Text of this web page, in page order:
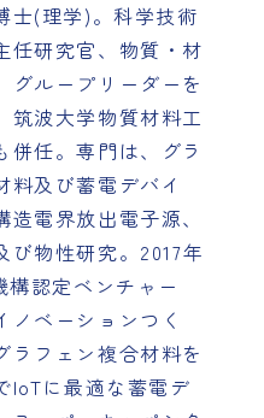
士(理学)。科学技術
任研究官、物質・材
グループリーダーを
筑波大学物質材料工
併任。専門は、グラ
料及び蓄電デバイ
電界放出電子源、
物性研究。2017年
構認定ベンチャー
ノベーションつく
ラフェン複合材料を
IoTに最適な蓄電デ